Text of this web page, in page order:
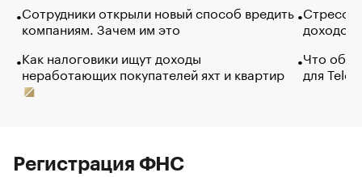
Сотрудники открыли новый способ вредить
компаниям. Зачем им это
Как налоговики ищут доходы
неработающих покупателей яхт и квартир
Стресс
доходов
Что
для
Регистрация ФНС